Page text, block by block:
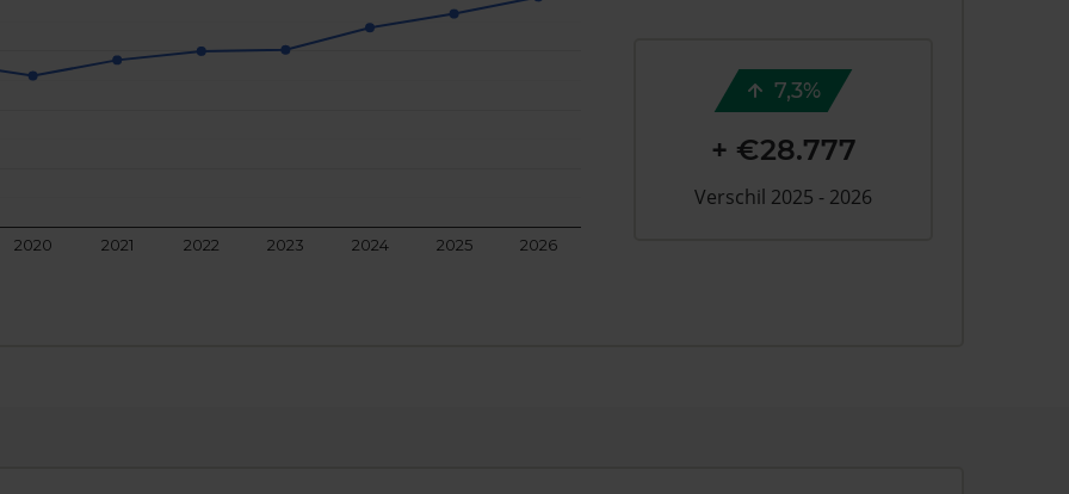
2020 2021 2022 2023 2024 2025 2026
7,3%
+ €28.777
Verschil 2025 - 2026